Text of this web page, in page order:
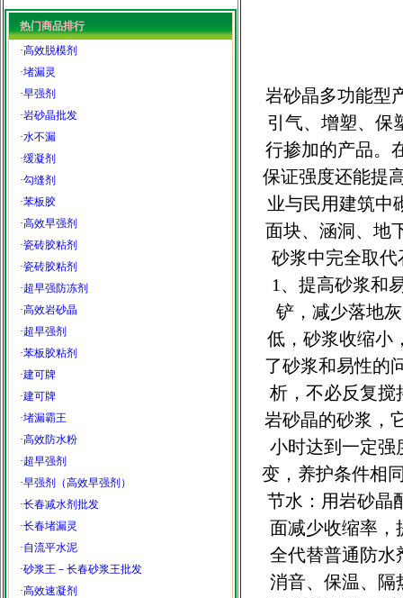
热门商品排行
·高效脱模剂
·堵漏灵
·早强剂
·岩砂晶批发
·水不漏
·缓凝剂
·勾缝剂
·苯板胶
·高效早强剂
·瓷砖胶粘剂
·瓷砖胶粘剂
·超早强防冻剂
·高效岩砂晶
·超早强剂
·苯板胶粘剂
·建可牌
·建可牌
·堵漏霸王
·高效防水粉
·超早强剂
·早强剂（高效早强剂）
·长春减水剂批发
·长春堵漏灵
·自流平水泥
·砂浆王－长春砂浆王批发
·高效速凝剂
岩砂晶多功能
引气、增塑、保
行掺加的产品。
保证强度还能提
业与民用建筑中
面块、涵洞、地
砂浆中完全取
1、提高砂浆和
铲，减少落地
低，砂浆收缩小
了砂浆和易性的
析，不必反复
岩砂晶的砂浆，
小时达到一定
变，养护条件相
节水：用岩砂晶
面减少收缩率
全代替普通防
消音、保温、